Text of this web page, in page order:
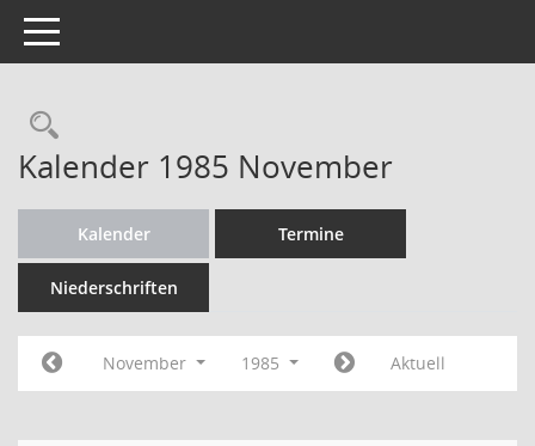
Toggle navigation
Rechercheauswahl
Kalender 1985 November
Kalender Termine
Niederschriften
November 1985 Aktuell